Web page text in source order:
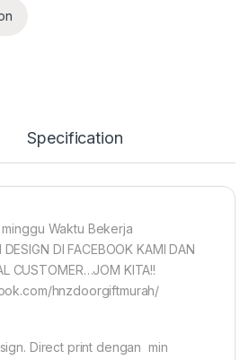
Specification
Waktu Bekerja
DESIGN DI FACEBOOK KAMI DAN
CUSTOMER…JOM KITA!!
hnzdoorgiftmurah/
Direct print dengan min